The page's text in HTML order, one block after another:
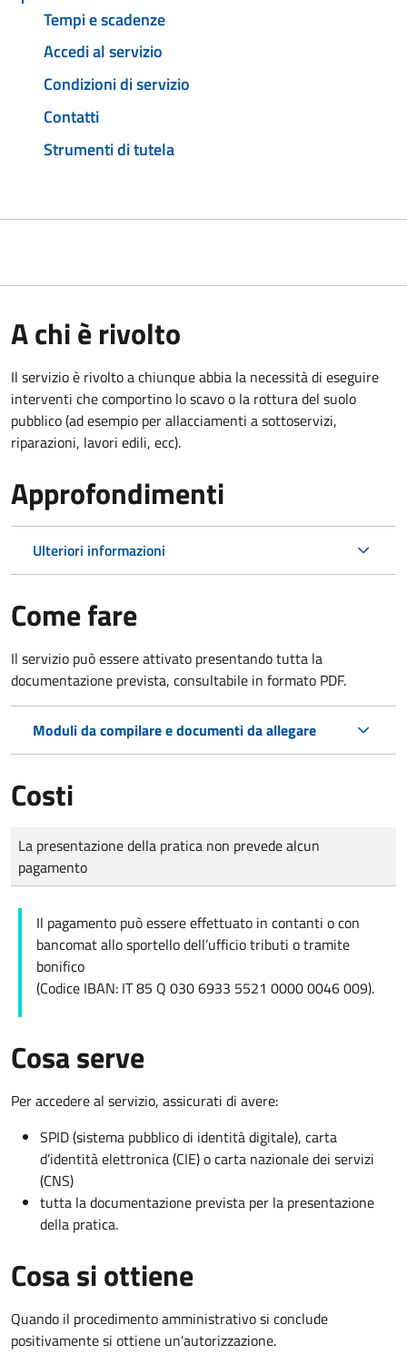
Tempi e scadenze
Accedi al servizio
Condizioni di servizio
Contatti
Strumenti di tutela
A chi è rivolto
Il servizio è rivolto a chiunque abbia la necessità di eseguire
interventi che comportino lo scavo o la rottura del suolo
pubblico (ad esempio per allacciamenti a sottoservizi,
riparazioni, lavori edili, ecc).
Approfondimenti
Ulteriori informazioni
Come fare
Il servizio può essere attivato presentando tutta la
documentazione prevista, consultabile in formato PDF.
Moduli da compilare e documenti da allegare
Costi
Tipo di pagamento
Importo
La presentazione della pratica non prevede alcun
pagamento
Il pagamento può essere effettuato in contanti o con
bancomat allo sportello dell’ufficio tributi o tramite
bonifico
(Codice IBAN: IT 85 Q 030 6933 5521 0000 0046 009).
Cosa serve
Per accedere al servizio, assicurati di avere:
SPID (sistema pubblico di identità digitale), carta
d’identità elettronica (CIE) o carta nazionale dei servizi
(CNS)
tutta la documentazione prevista per la presentazione
della pratica.
Cosa si ottiene
Quando il procedimento amministrativo si conclude
positivamente si ottiene un'autorizzazione.